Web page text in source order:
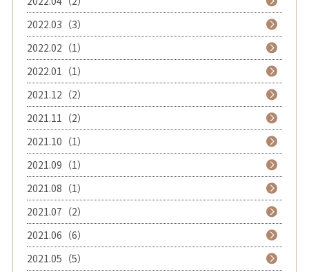
2022.03（3）
2022.02（1）
2022.01（1）
2021.12（2）
2021.11（2）
2021.10（1）
2021.09（1）
2021.08（1）
2021.07（2）
2021.06（6）
2021.05（5）